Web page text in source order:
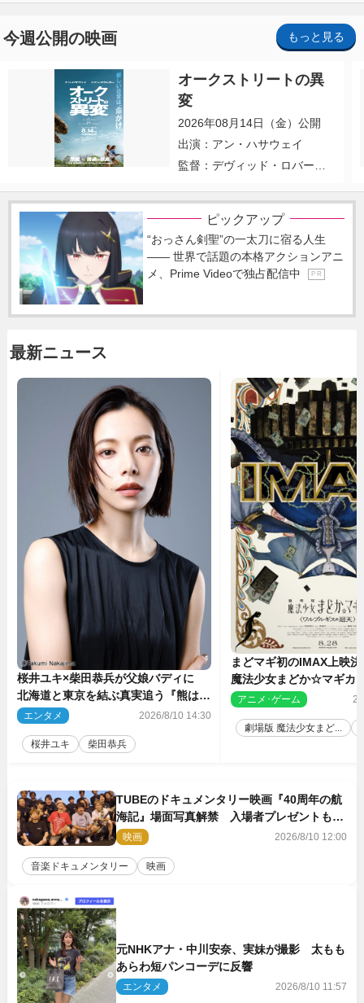
今週公開の映画 もっと見る
オークストリートの異
変
2026年08月14日（金）公開
出演：アン・ハサウェイ
監督：デヴィッド・ロバー
ピックアップ
“おっさん剣聖”の一太刀に宿る人生
―― 世界で話題の本格アクションアニ
メ、Prime Videoで独占配信中
P R
最新ニュース
桜井ユキ×柴田恭兵が父娘バディに
北海道と東京を結ぶ真実追う『熊は嘘
をつかない』2027年春放送
エンタメ 2026/8/10 14:30
桜井ユキ 柴田恭兵
まどマギ初のIMAX上映
魔法少女まどか☆マギカ
ギスの夜”モチーフの
アニメ･ゲーム
劇場版 魔法少女まど...
TUBEのドキュメンタリー映画『40周年の航
海記』場面写真解禁 入場者プレゼントも決
定映画 2026/8/10 12:00
音楽ドキュメンタリー 映画
元NHKアナ・中川安奈、実妹が撮影 太もも
あらわ短パンコーデに反響
エンタメ 2026/8/10 11:57